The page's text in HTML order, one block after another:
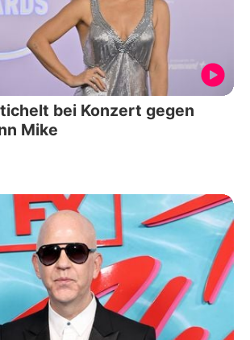
bei Konzert gegen
Mike